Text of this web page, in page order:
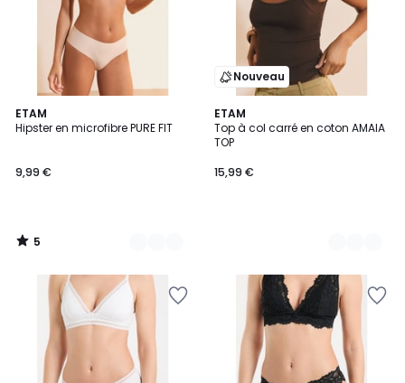
ETAM
Hipster en microfibre PURE FIT
9,99 €
5
/
3
Couleurs
5
/
Nouveau
ETAM
Top à col carré en coton AMAIA
TOP
15,99 €
3
Couleurs